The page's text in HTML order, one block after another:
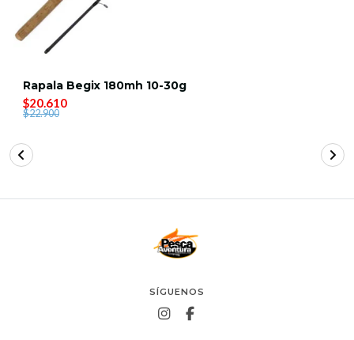
Rapala Begix 180mh 10-30g
$20.610
$22.900
SÍGUENOS